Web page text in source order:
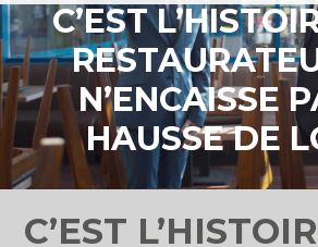
C’EST
N’ENCAISSE
HAUSSE DE
RÉCLAMÉE
C’EST